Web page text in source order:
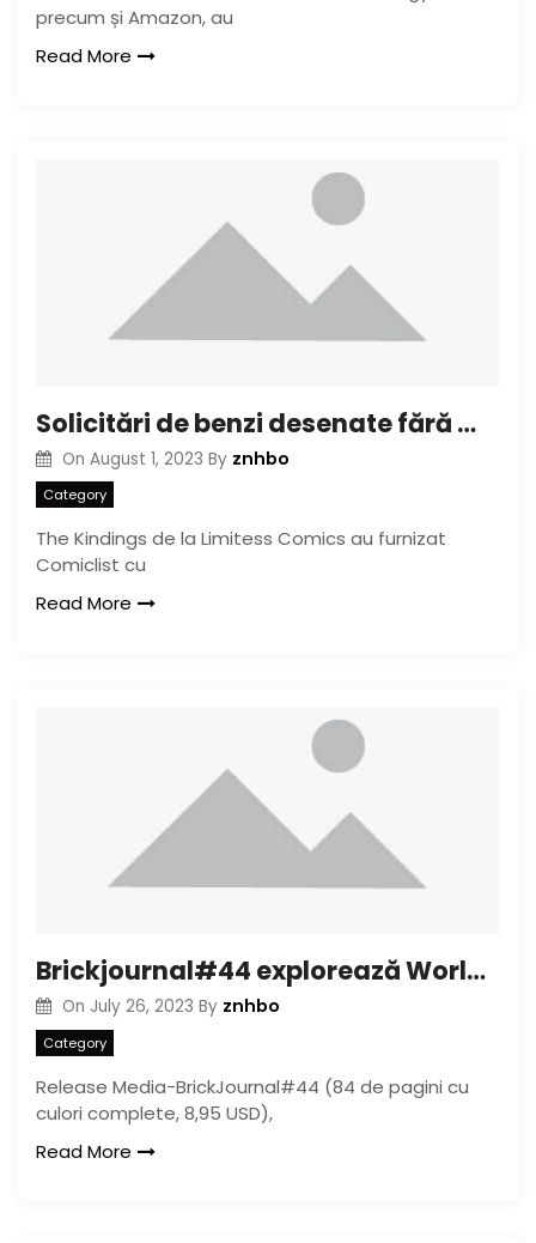
precum și Amazon, au
Read More
Solicitări de benzi desenate fără margini din august 2015
On August 1, 2023 By znhbo
Category
The Kindings de la Limitess Comics au furnizat
Comiclist cu
Read More
Brickjournal#44 explorează World of Style Parks
On July 26, 2023 By znhbo
Category
Release Media-BrickJournal#44 (84 de pagini cu
culori complete, 8,95 USD),
Read More